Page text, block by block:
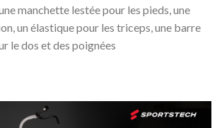
manchette lestée pour les pieds, une
un élastique pour les triceps, une barre
le dos et des poignées